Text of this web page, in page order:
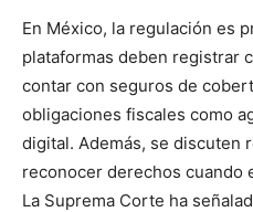
En México, la regulación es
plataformas deben registrar
contar con seguros de
obligaciones fiscales como
digital. Además, se discuten
reconocer derechos cuando
La Suprema Corte ha